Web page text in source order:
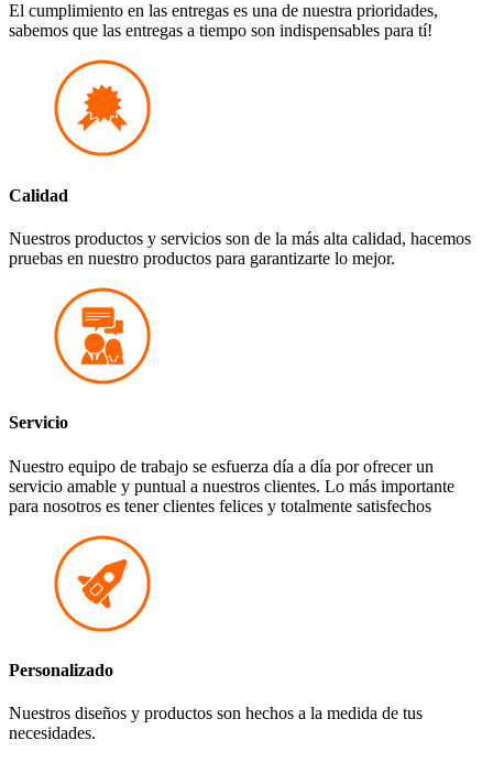
El cumplimiento en las entregas es una de nuestra prioridades,
sabemos que las entregas a tiempo son indispensables para tí!
Calidad
Nuestros productos y servicios son de la más alta calidad, hacemos
pruebas en nuestro productos para garantizarte lo mejor.
Servicio
Nuestro equipo de trabajo se esfuerza día a día por ofrecer un
servicio amable y puntual a nuestros clientes. Lo más importante
para nosotros es tener clientes felices y totalmente satisfechos
Personalizado
Nuestros diseños y productos son hechos a la medida de tus
necesidades.